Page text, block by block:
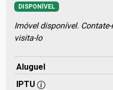
DISPONÍVEL
Imóvel disponível.
visita-lo
Aluguel
IPTU